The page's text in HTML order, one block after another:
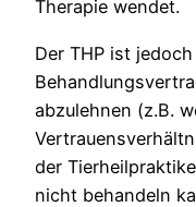
Therapie wendet.
Der THP ist
abzulehnen (z.B.
der
nicht behandeln